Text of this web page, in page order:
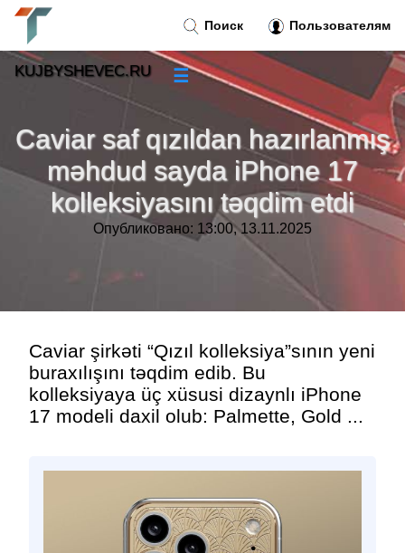
Caviar saf qızıldan hazırlanmış
məhdud sayda iPhone 17
kolleksiyasını təqdim etdi
Опубликовано: 13:00, 13.11.2025
Caviar şirkəti “Qızıl kolleksiya”sının yeni
buraxılışını təqdim edib. Bu
kolleksiyaya üç xüsusi dizaynlı iPhone
17 modeli daxil olub: Palmette, Gold ...
Поиск Пользователям
KUJBYSHEVEC.RU ☰
Новости»
Тренды новостей»
Рубрики »
Контакт»